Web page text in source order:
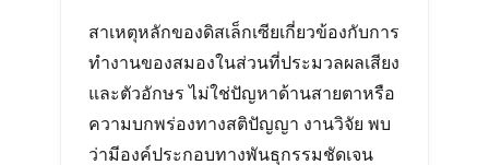
สาเหตุหลักของดิสเล็กเซียเกี่ยวข้องกับการ
ทำงานของสมองในส่วนที่ประมวลผลเสียง
และตัวอักษร ไม่ใช่ปัญหาด้านสายตาหรือ
ความบกพร่องทางสติปัญญา งานวิจัย พบ
ว่ามีองค์ประกอบทางพันธุกรรมชัดเจน